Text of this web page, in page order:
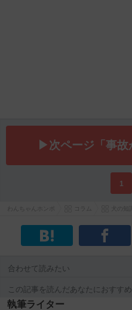
▶次ページ「事故
1
合わせて読みたい
この記事を読んだあなたにおすすめ
執筆ライター